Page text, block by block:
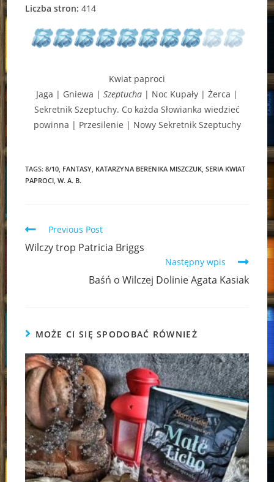
Liczba stron: 414
Kwiat paproci
Jaga | Gniewa | Szeptucha | Noc Kupały | Żerca |
Sekretnik Szeptuchy. Co każda Słowianka wiedzieć
powinna | Przesilenie | Nowy Sekretnik Szeptuchy
TAGS:8/10 FANTASY KATARZYNA BERENIKA MISZCZUK SERIA KWIAT
PAPROCI W. A. B.
Read
more
articles
Previous Post
Wilczy trop Patricia Briggs
Następny wpis
Baśń o Wilczej Dolinie Agata Kasiak
MOŻE CI SIĘ SPODOBAĆ RÓWNIEŻ